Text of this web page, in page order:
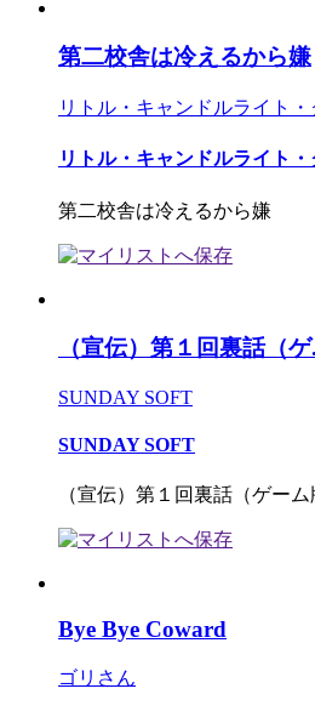
第二校舎は冷えるから嫌
リトル・キャンドルライト
リトル・キャンドルライト
第二校舎は冷えるから嫌
（宣伝）第１回裏話（ゲ
SUNDAY SOFT
SUNDAY SOFT
（宣伝）第１回裏話（ゲーム
Bye Bye Coward
ゴリさん